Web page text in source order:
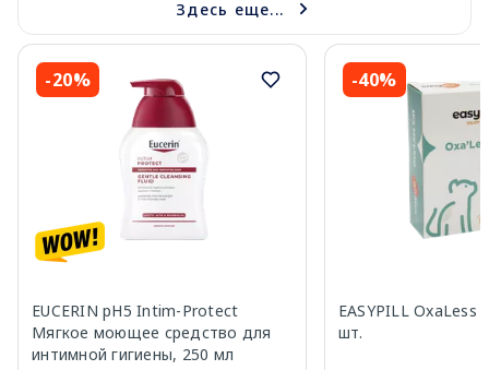
Здесь еще...
-20%
EUCERIN pH5 Intim-Protect
Мягкое моющее средство для
интимной гигиены, 250 мл
-40%
EASYPILL OxaLess
шт.